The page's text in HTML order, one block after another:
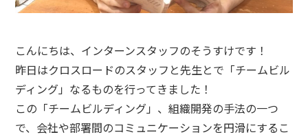
こんにちは、インターンスタッフのそうすけです！
昨日はクロスロードのスタッフと先生とで「チームビル
ディング」なるものを行ってきました！
この「チームビルディング」、組織開発の手法の一つ
で、会社や部署間のコミュニケーションを円滑にするこ